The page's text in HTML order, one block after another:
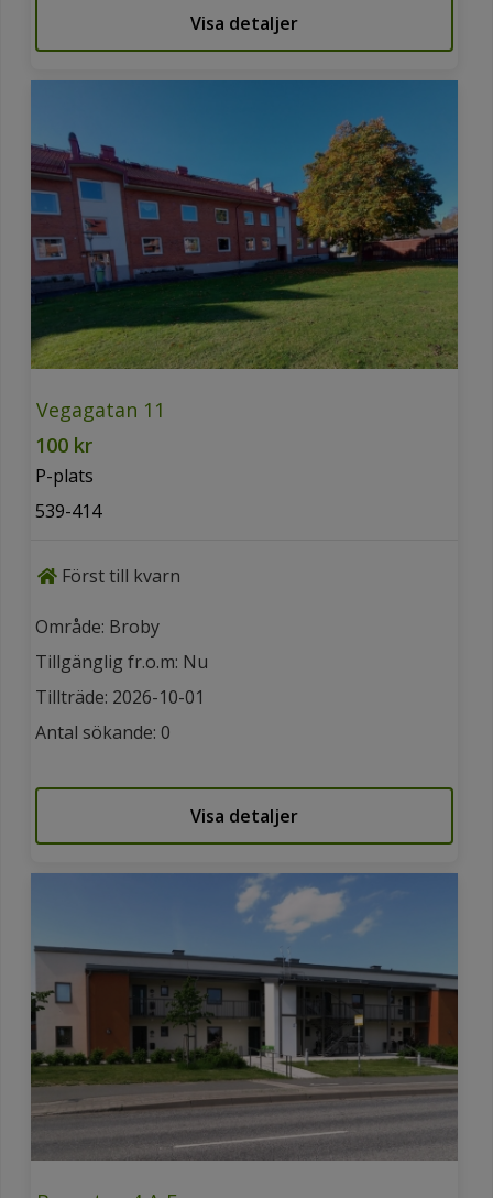
Visa detaljer
Vegagatan 11
100 kr
P-plats
539-414
Först till kvarn
Område: Broby
Tillgänglig fr.o.m: Nu
Tillträde: 2026-10-01
Antal sökande: 0
Visa detaljer